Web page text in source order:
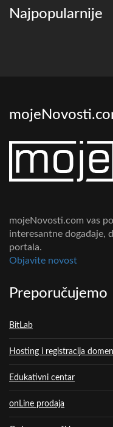
Najpopularnije
mojeNovosti.com vas
interesantne događaje,
portala.
Objavite novost
Preporučujemo
BitLab
Hosting i registracija
Edukativni centar
onLine prodaja